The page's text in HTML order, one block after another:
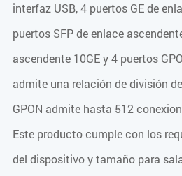
interfaz USB, 4 puertos GE de
puertos SFP de enlace
ascendente 10GE y 4 puertos
admite una relación de división
GPON admite hasta 512
Este producto cumple con los
del dispositivo y tamaño para